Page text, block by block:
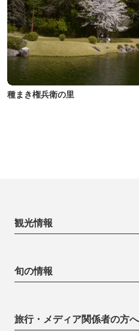
種まき権兵衛の里
観光情報
旬の情報
旅行・メディア関係者の方へ